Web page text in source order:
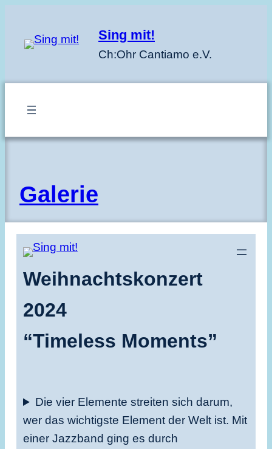
springen
Sing mit!
Ch:Ohr Cantiamo e.V.
Galerie
Weihnachtskonzert
2024
“Timeless Moments”
Die vier Elemente streiten sich darum,
wer das wichtigste Element der Welt ist. Mit
einer Jazzband ging es durch